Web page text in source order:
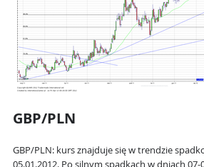
GBP/PLN
GBP/PLN: kurs znajduje się w trendzie